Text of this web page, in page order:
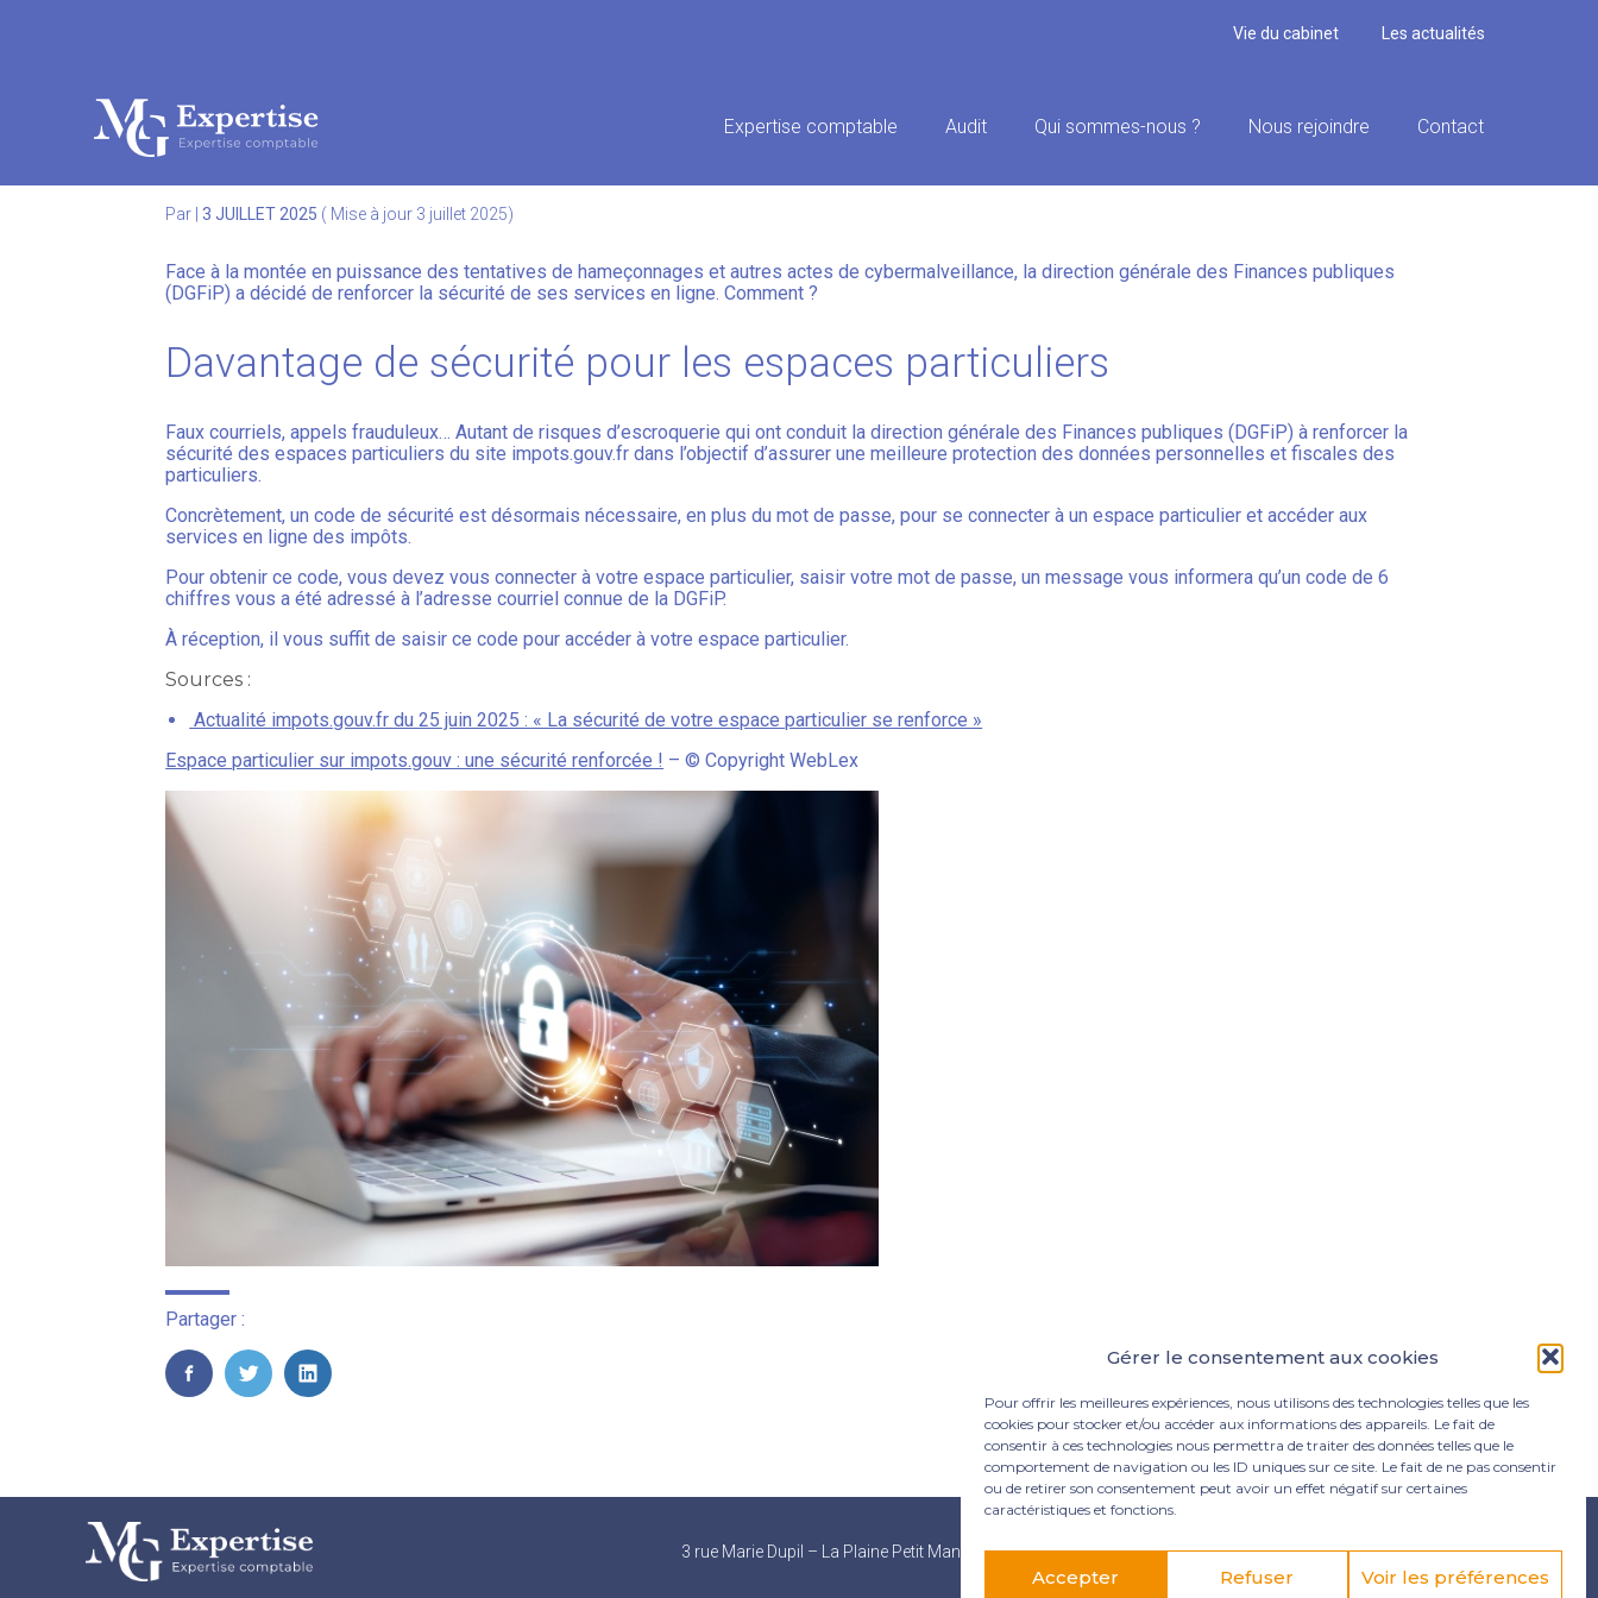
Gérer le consentement aux cookies
Pour offrir les meilleures expériences, nous utilisons des technologies telles que les
cookies pour stocker et/ou accéder aux informations des appareils. Le fait de
consentir à ces technologies nous permettra de traiter des données telles que le
comportement de navigation ou les ID uniques sur ce site. Le fait de ne pas consentir
ou de retirer son consentement peut avoir un effet négatif sur certaines
caractéristiques et fonctions.
Accepter Refuser Voir les préférences
Vie du cabinet Les actualités
Aller
Expertise comptable Audit Qui sommes-nous ? Nous rejoindre Contact
Par |3 JUILLET 2025 ( Mise à jour 3 juillet 2025)
Face à la montée en puissance des tentatives de hameçonnages et autres actes de cybermalveillance, la direction générale des Finances publiques
(DGFiP) a décidé de renforcer la sécurité de ses services en ligne. Comment ?
Davantage de sécurité pour les espaces particuliers
Faux courriels, appels frauduleux… Autant de risques d’escroquerie qui ont conduit la direction générale des Finances publiques (DGFiP) à renforcer la
sécurité des espaces particuliers du site impots.gouv.fr dans l’objectif d’assurer une meilleure protection des données personnelles et fiscales des
particuliers.
Concrètement, un code de sécurité est désormais nécessaire, en plus du mot de passe, pour se connecter à un espace particulier et accéder aux
services en ligne des impôts.
Pour obtenir ce code, vous devez vous connecter à votre espace particulier, saisir votre mot de passe, un message vous informera qu’un code de 6
chiffres vous a été adressé à l’adresse courriel connue de la DGFiP.
À réception, il vous suffit de saisir ce code pour accéder à votre espace particulier.
Sources :
Actualité impots.gouv.fr du 25 juin 2025 : « La sécurité de votre espace particulier se renforce »
Espace particulier sur impots.gouv : une sécurité renforcée ! – © Copyright WebLex
Partager :
FaceBook
TwitterLinkedIn
Principale
3 rue Marie Dupil – La Plaine Petit Manoir – 97232 Le Lamentin 05 96 50 55 00 contact@mgexpertise.fr